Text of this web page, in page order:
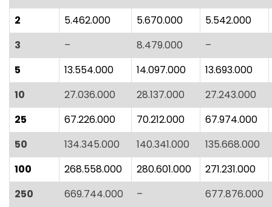
2
5.462.000 5.670.000
5.542.000
3
– 8.479.000
–
5
13.554.000 14.097.000
13.693.000
10
27.036.000 28.137.000
27.243.000
25
67.226.000 70.212.000
67.974.000
50
134.345.000 140.341.000
135.668.000
100
268.558.000 280.601.000
271.231.000
250
669.744.000 –
677.876.000